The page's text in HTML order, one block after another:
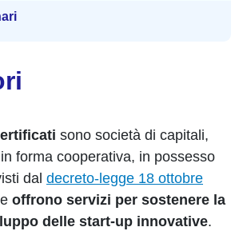
sono società di capitali,
forma cooperativa, in possesso
dal decreto-legge 18 ottobre
offrono servizi per sostenere la
delle start-up innovative.